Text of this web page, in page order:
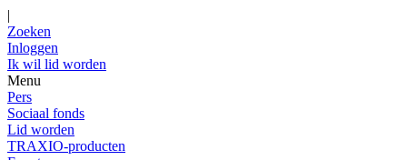
|
Zoeken
Inloggen
Ik wil lid worden
Menu
Pers
Sociaal fonds
Lid worden
TRAXIO-producten